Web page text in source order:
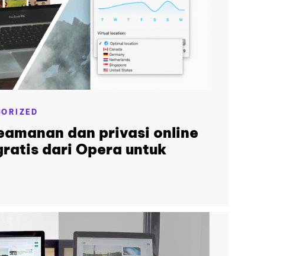
dan privasi online
dari Opera untuk